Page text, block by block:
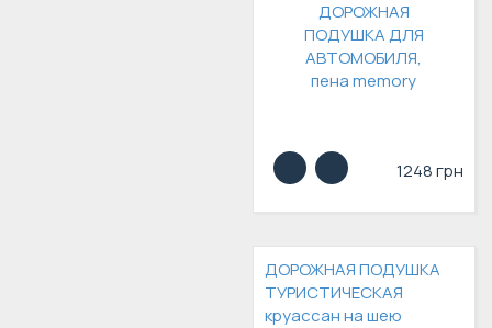
1248 грн
ДОРОЖНАЯ ПОДУШКА
ТУРИСТИЧЕСКАЯ
круассан на шею